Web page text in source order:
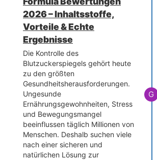
2026 – Inhaltsstoffe,
Vorteile & Echte
Ergebnisse
Die Kontrolle des
Blutzuckerspiegels gehört heute
zu den größten
Gesundheitsherausforderungen.
Ungesunde
Ernährungsgewohnheiten, Stress
und Bewegungsmangel
beeinflussen täglich Millionen von
Menschen. Deshalb suchen viele
nach einer sicheren und
natürlichen Lösung zur
G